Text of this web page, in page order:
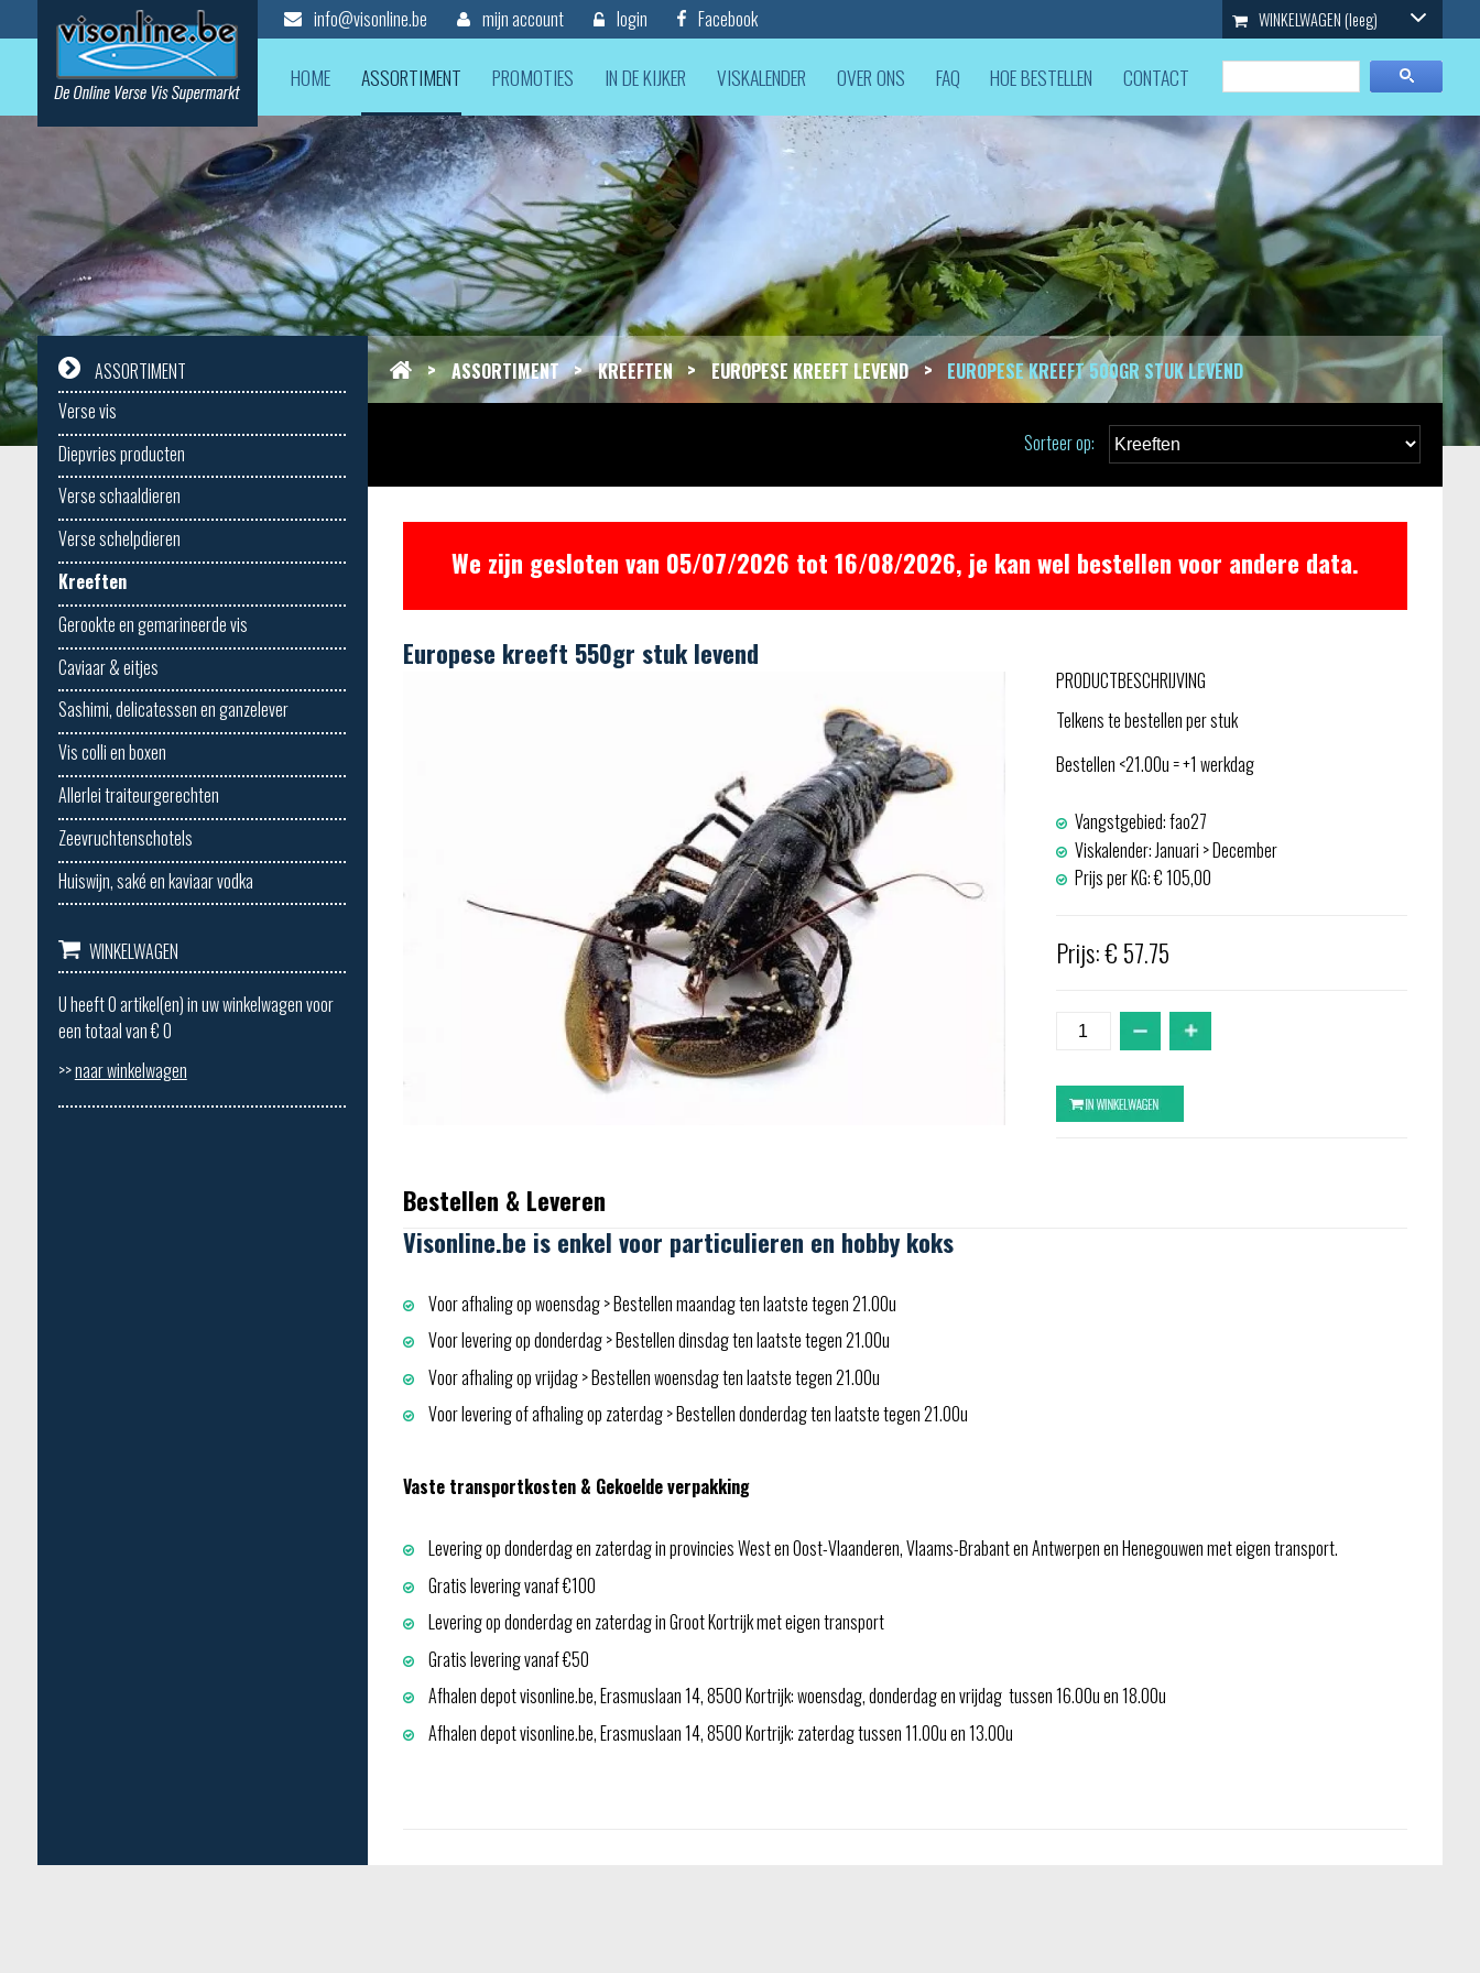
info@visonline.be mijn account login Facebook WINKELWAGEN(leeg)
HOME ASSORTIMENT PROMOTIES IN DE KIJKER VISKALENDER OVER ONS FAQ HOE BESTELLEN CONTACT
ASSORTIMENT
Verse vis
Diepvries producten
Verse schaaldieren
Verse schelpdieren
Kreeften
Gerookte en gemarineerde vis
Caviaar & eitjes
Sashimi, delicatessen en ganzelever
Vis colli en boxen
Allerlei traiteurgerechten
Zeevruchtenschotels
Huiswijn, saké en kaviaar vodka
WINKELWAGEN
U heeft0artikel(en) in uw winkelwagen voor
een totaal van €0
>>naar winkelwagen
> ASSORTIMENT > KREEFTEN > EUROPESE KREEFT LEVEND > EUROPESE KREEFT 500GR STUK LEVEND
Sorteer op:
We zijn gesloten van 05/07/2026 tot 16/08/2026, je kan wel bestellen voor andere data.
Europese kreeft 550gr stuk levend
PRODUCTBESCHRIJVING
Telkens te bestellen per stuk
Bestellen <21.00u = +1 werkdag
Vangstgebied: fao27
Viskalender: Januari > December
Prijs per KG: € 105,00
Prijs: € 57.75
Bestellen & Leveren
Visonline.be is enkel voor particulieren en hobby koks
Voor afhaling op woensdag > Bestellen maandag ten laatste tegen 21.00u
Voor levering op donderdag > Bestellen dinsdag ten laatste tegen 21.00u
Voor afhaling op vrijdag > Bestellen woensdag ten laatste tegen 21.00u
Voor levering of afhaling op zaterdag > Bestellen donderdag ten laatste tegen 21.00u
Vaste transportkosten & Gekoelde verpakking
Levering op donderdag en zaterdag in provincies West en Oost-Vlaanderen, Vlaams-Brabant en Antwerpen en Henegouwen met eigen transport.
Gratis levering vanaf €100
Levering op donderdag en zaterdag in Groot Kortrijk met eigen transport
Gratis levering vanaf €50
Afhalen depot visonline.be, Erasmuslaan 14, 8500 Kortrijk: woensdag, donderdag en vrijdag tussen 16.00u en 18.00u
Afhalen depot visonline.be, Erasmuslaan 14, 8500 Kortrijk: zaterdag tussen 11.00u en 13.00u